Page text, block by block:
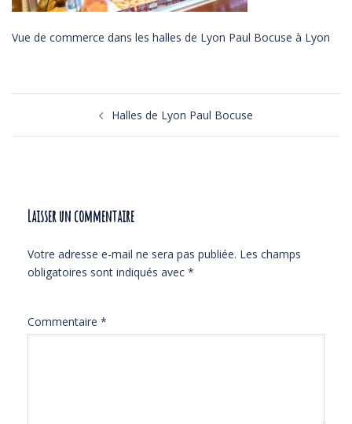
Vue de commerce dans les halles de Lyon Paul Bocuse à Lyon
Halles de Lyon Paul Bocuse
Laisser un commentaire
Votre adresse e-mail ne sera pas publiée. Les champs
obligatoires sont indiqués avec *
Commentaire *